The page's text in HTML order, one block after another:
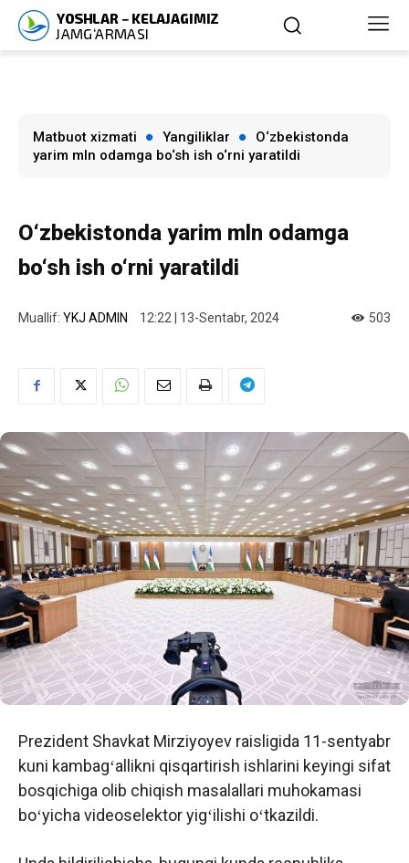
Matbuot xizmati Yangiliklar
O‘zbekistonda
yarim mln odamga bo‘sh ish o‘rni yaratildi
O‘zbekistonda yarim mln odamga
bo‘sh ish o‘rni yaratildi
Muallif: YKJ ADMIN 12:22 | 13-Sentabr, 2024 503
Prezident Shavkat Mirziyoyev raisligida 11-sentyabr
kuni kambagʻallikni qisqartirish ishlarini keyingi sifat
bosqichiga olib chiqish masalallari muhokamasi
boʻyicha videoselektor yigʻilishi oʻtkazildi.